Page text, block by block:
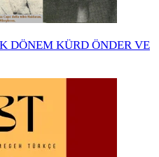
DÖNEM KÜRD ÖNDER VE